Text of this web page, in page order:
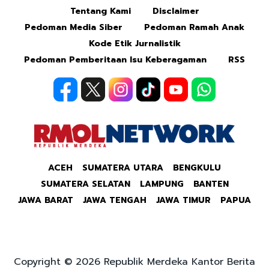
Tentang Kami
Disclaimer
Pedoman Media Siber
Pedoman Ramah Anak
Kode Etik Jurnalistik
Pedoman Pemberitaan Isu Keberagaman
RSS
ACEH SUMATERA UTARA
BENGKULU
SUMATERA SELATAN
LAMPUNG
BANTEN
JAWA BARAT
JAWA TENGAH JAWA TIMUR PAPUA
Copyright © 2026 Republik Merdeka Kantor Berita